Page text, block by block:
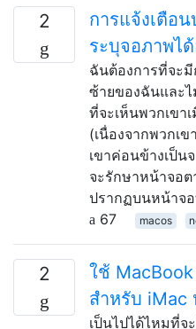
2
การแจ้งเตือ
ระบุจอภาพได้
ฉันต้องการที่จะ
ซ้ายของฉันและ
ที่จะเห็นพวกเข
(เนื่องจากพวกเ
เขาค่อนข้างเป็
จะรักษาหน้าจอ
ปรากฏบนหน้าจ
67
macos
2
ใช้
สำหรับ iMac
เป็นไปได้ไหมที่จ